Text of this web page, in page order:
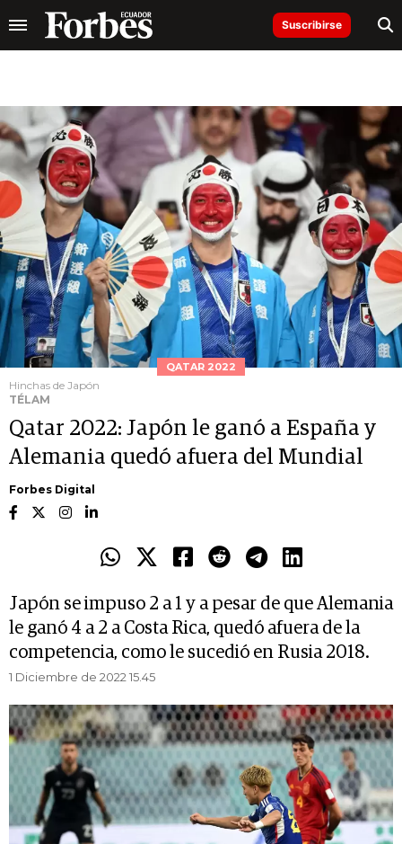
Suscribirse
QATAR 2022
Hinchas de Japón
TÉLAM
Qatar 2022: Japón le ganó a España y
Alemania quedó afuera del Mundial
Forbes Digital
Japón se impuso 2 a 1 y a pesar de que Alemania
le ganó 4 a 2 a Costa Rica, quedó afuera de la
competencia, como le sucedió en Rusia 2018.
1 Diciembre de 2022 15.45